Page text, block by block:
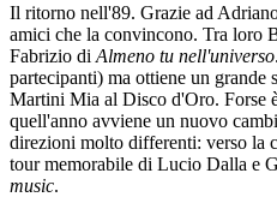
Il ritorno nell'89. Grazie ad
amici che la convincono. Tra loro
Fabrizio di Almeno tu nell'universo
partecipanti) ma ottiene un grande
Martini Mia al Disco d'Oro. Forse
quell'anno avviene un nuovo
direzioni molto differenti: verso la
tour memorabile di Lucio Dalla e
music.